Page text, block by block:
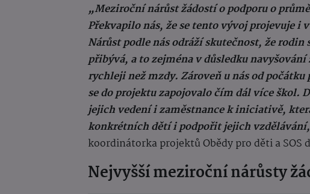
„Meziroční nárůst žádostí o podporu o
Překvapilo nás, že se tento vývoj projevuje i
Nárůst podle nás odráží skutečnost, že
přibývá, a to zejména v důsledku
rychleji než mzdy. Zároveň u nás od
se do projektu zapojovalo čím dál více škol.
jejich vedení i zaměstnance k iniciativě,
konkrétních dětí i podpořit jejich
koordinátorka projektů Obědy pro děti a SOS
Nejvyšší meziroční nárůsty